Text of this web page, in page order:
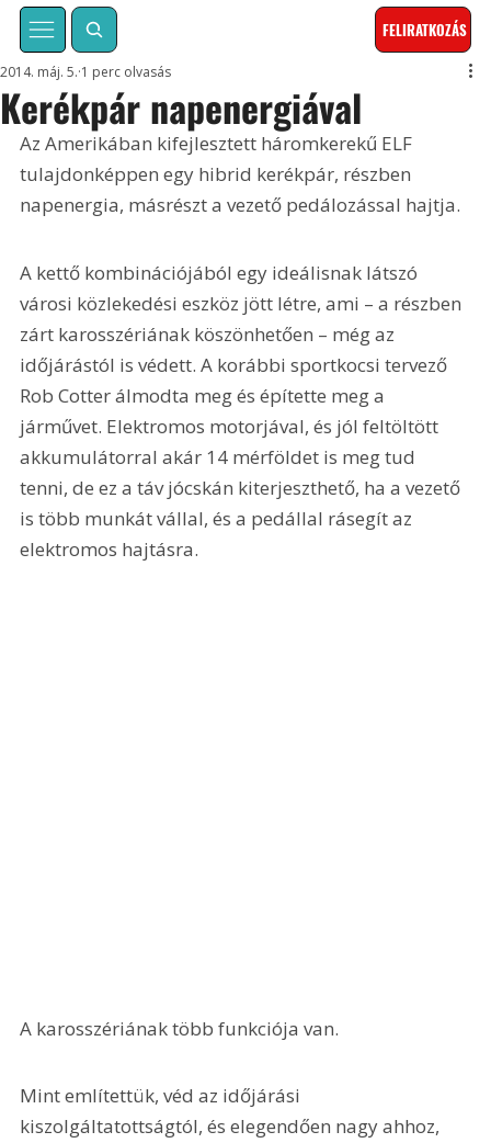
FELIRATKOZÁS
Kerékpár napenergiával
2014. máj. 5. 1 perc olvasás
Az Amerikában kifejlesztett háromkerekű ELF
tulajdonképpen egy hibrid kerékpár, részben
napenergia, másrészt a vezető pedálozással hajtja.
A kettő kombinációjából egy ideálisnak látszó
városi közlekedési eszköz jött létre, ami – a részben
zárt karosszériának köszönhetően – még az
időjárástól is védett. A korábbi sportkocsi tervező
Rob Cotter álmodta meg és építette meg a
járművet. Elektromos motorjával, és jól feltöltött
akkumulátorral akár 14 mérföldet is meg tud
tenni, de ez a táv jócskán kiterjeszthető, ha a vezető
is több munkát vállal, és a pedállal rásegít az
elektromos hajtásra.
A karosszériának több funkciója van.
Mint említettük, véd az időjárási
kiszolgáltatottságtól, és elegendően nagy ahhoz,